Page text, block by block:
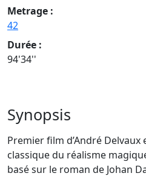
Metrage :
42
Durée :
94'34''
Synopsis
Premier film d’André
classique du réalisme
basé sur le roman de Johan